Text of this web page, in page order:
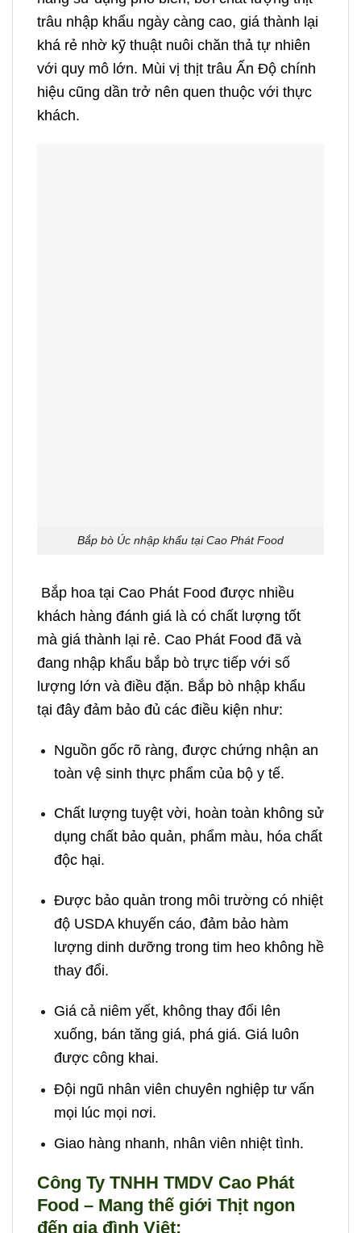
trâu nhập khẩu ngày càng cao, giá thành lại
khá rẻ nhờ kỹ thuật nuôi chăn thả tự nhiên
với quy mô lớn. Mùi vị thịt trâu Ấn Độ chính
hiệu cũng dần trở nên quen thuộc với thực
khách.
Bắp bò Úc nhập khẩu tại Cao Phát Food
Bắp hoa tại Cao Phát Food được nhiều
khách hàng đánh giá là có chất lượng tốt
mà giá thành lại rẻ. Cao Phát Food đã và
đang nhập khẩu bắp bò trực tiếp với số
lượng lớn và điều đặn. Bắp bò nhập khẩu
tại đây đảm bảo đủ các điều kiện như:
Nguồn gốc rõ ràng, được chứng nhận an
toàn vệ sinh thực phẩm của bộ y tế.
Chất lượng tuyệt vời, hoàn toàn không sử
dụng chất bảo quản, phẩm màu, hóa chất
độc hại.
Được bảo quản trong môi trường có nhiệt
độ USDA khuyến cáo, đảm bảo hàm
lượng dinh dưỡng trong tim heo không hề
thay đổi.
Giá cả niêm yết, không thay đổi lên
xuống, bán tăng giá, phá giá. Giá luôn
được công khai.
Đội ngũ nhân viên chuyên nghiệp tư vấn
mọi lúc mọi nơi.
Giao hàng nhanh, nhân viên nhiệt tình.
Công Ty TNHH TMDV Cao Phát
Food – Mang thế giới Thịt ngon
đến gia đình Việt: